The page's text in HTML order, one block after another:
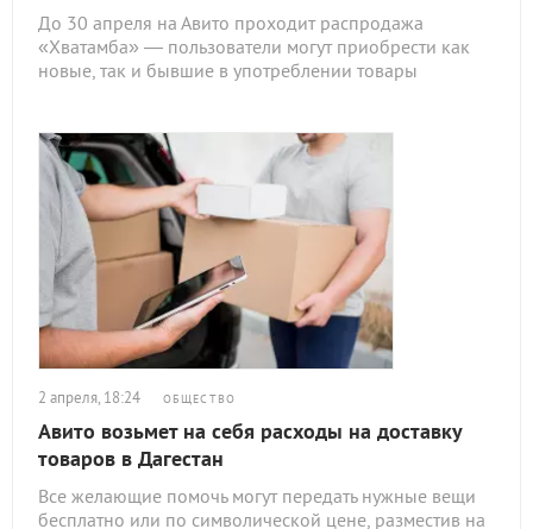
До 30 апреля на Авито проходит распродажа
«Хватамба» — пользователи могут приобрести как
новые, так и бывшие в употреблении товары
2 апреля, 18:24 ОБЩЕСТВО
Авито возьмет на себя расходы на доставку
товаров в Дагестан
Все желающие помочь могут передать нужные вещи
бесплатно или по символической цене, разместив на